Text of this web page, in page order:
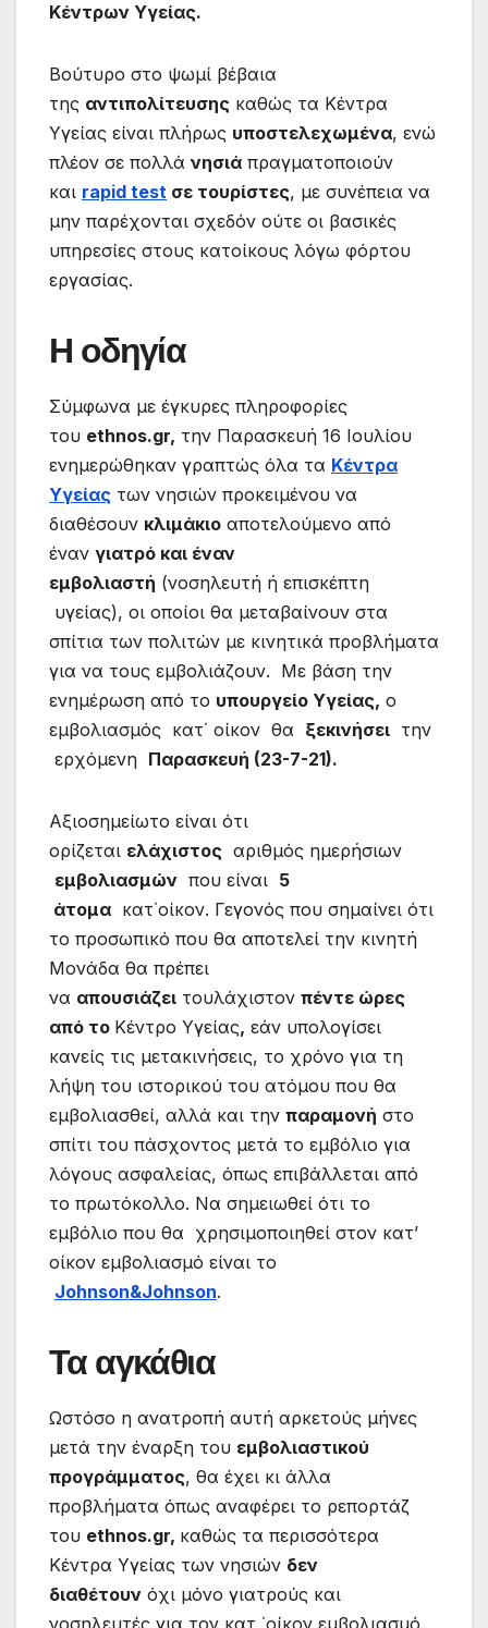
Κέντρων Υγείας.
Βούτυρο στο ψωμί βέβαια
της αντιπολίτευσης καθώς τα Κέντρα
Υγείας είναι πλήρως υποστελεχωμένα, ενώ
πλέον σε πολλά νησιά πραγματοποιούν
και rapid test σε τουρίστες, με συνέπεια να
μην παρέχονται σχεδόν ούτε οι βασικές
υπηρεσίες στους κατοίκους λόγω φόρτου
εργασίας.
Η οδηγία
Σύμφωνα με έγκυρες πληροφορίες
του ethnos.gr, την Παρασκευή 16 Ιουλίου
ενημερώθηκαν γραπτώς όλα τα Κέντρα
Υγείας των νησιών προκειμένου να
διαθέσουν κλιμάκιο αποτελούμενο από
έναν γιατρό και έναν
εμβολιαστή (νοσηλευτή ή επισκέπτη
υγείας), οι οποίοι θα μεταβαίνουν στα
σπίτια των πολιτών με κινητικά προβλήματα
για να τους εμβολιάζουν. Με βάση την
ενημέρωση από το υπουργείο Υγείας, ο
εμβολιασμός κατ΄ οίκον θα ξεκινήσει την
ερχόμενη Παρασκευή (23-7-21).
Αξιοσημείωτο είναι ότι
ορίζεται ελάχιστος αριθμός ημερήσιων
εμβολιασμών που είναι 5
άτομα κατ΄οίκον. Γεγονός που σημαίνει ότι
το προσωπικό που θα αποτελεί την κινητή
Μονάδα θα πρέπει
να απουσιάζει τουλάχιστον πέντε ώρες
από το Κέντρο Υγείας, εάν υπολογίσει
κανείς τις μετακινήσεις, το χρόνο για τη
λήψη του ιστορικού του ατόμου που θα
εμβολιασθεί, αλλά και την παραμονή στο
σπίτι του πάσχοντος μετά το εμβόλιο για
λόγους ασφαλείας, όπως επιβάλλεται από
το πρωτόκολλο. Να σημειωθεί ότι το
εμβόλιο που θα χρησιμοποιηθεί στον κατ’
οίκον εμβολιασμό είναι το
Johnson&Johnson.
Τα αγκάθια
Ωστόσο η ανατροπή αυτή αρκετούς μήνες
μετά την έναρξη του εμβολιαστικού
προγράμματος, θα έχει κι άλλα
προβλήματα όπως αναφέρει το ρεπορτάζ
του ethnos.gr, καθώς τα περισσότερα
Κέντρα Υγείας των νησιών δεν
διαθέτουν όχι μόνο γιατρούς και
νοσηλευτές για τον κατ ΄οίκον εμβολιασμό